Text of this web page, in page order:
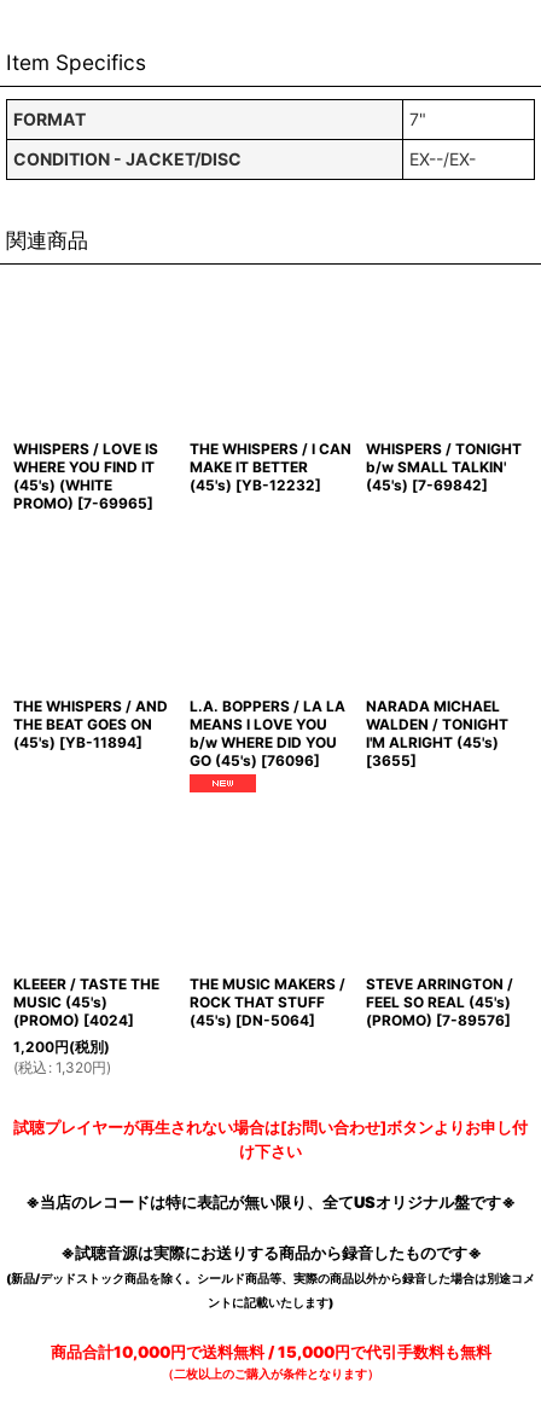
Item Specifics
FORMAT
7"
CONDITION - JACKET/DISC
EX--/EX-
関連商品
WHISPERS / LOVE IS
WHERE YOU FIND IT
(45's) (WHITE
PROMO) [7-69965]
THE WHISPERS / I CAN
MAKE IT BETTER
(45's) [YB-12232]
WHISPERS / TONIGHT
b/w SMALL TALKIN'
(45's) [7-69842]
THE WHISPERS / AND
THE BEAT GOES ON
(45's) [YB-11894]
L.A. BOPPERS / LA LA
MEANS I LOVE YOU
b/w WHERE DID YOU
GO (45's) [76096]
NARADA MICHAEL
WALDEN / TONIGHT
I'M ALRIGHT (45's)
[3655]
KLEEER / TASTE THE
MUSIC (45's)
(PROMO) [4024]
1,200円(税別)
(税込 : 1,320円)
THE MUSIC MAKERS /
ROCK THAT STUFF
(45's) [DN-5064]
STEVE ARRINGTON /
FEEL SO REAL (45's)
(PROMO) [7-89576]
試聴プレイヤーが再生されない場合は[お問い合わせ]ボタンよりお申し付
け下さい
※当店のレコードは特に表記が無い限り、全てUSオリジナル盤です※
※試聴音源は実際にお送りする商品から録音したものです※
(新品/デッドストック商品を除く。シールド商品等、実際の商品以外から録音した場合は別途コメ
ントに記載いたします)
商品合計10,000円で送料無料 / 15,000円で代引手数料も無料
（二枚以上のご購入が条件となります）